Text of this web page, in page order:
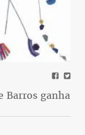
Barros ganha